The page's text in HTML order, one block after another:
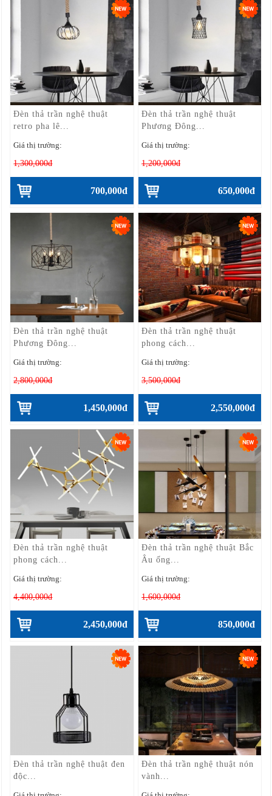
Đèn thả trần nghệ thuật
retro pha lê...
Giá thị trường:
1,300,000đ
700,000đ
Đèn thả trần nghệ thuật
Phương Đông...
Giá thị trường:
1,200,000đ
650,000đ
Đèn thả trần nghệ thuật
Phương Đông...
Giá thị trường:
2,800,000đ
1,450,000đ
Đèn thả trần nghệ thuật
phong cách...
Giá thị trường:
3,500,000đ
2,550,000đ
Đèn thả trần nghệ thuật
phong cách...
Giá thị trường:
4,400,000đ
2,450,000đ
Đèn thả trần nghệ thuật Bắc
Âu ống...
Giá thị trường:
1,600,000đ
850,000đ
Đèn thả trần nghệ thuật đen
độc...
Đèn thả trần nghệ thuật nón
vành...